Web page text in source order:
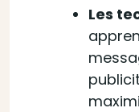
Les